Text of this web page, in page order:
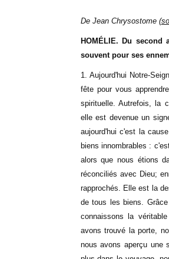
De Jean Chrysostome (
HOMÉLIE. Du
souvent pour ses
1. Aujourd'hui Notre-
fête pour vous
spirituelle. Autrefois, la
elle est devenue un
aujourd'hui c'est la
biens innombrables :
alors que nous étions
réconciliés avec Dieu;
rapprochés. Elle est la
de tous les biens.
connaissons la
avons trouvé la porte,
nous avons aperçu une